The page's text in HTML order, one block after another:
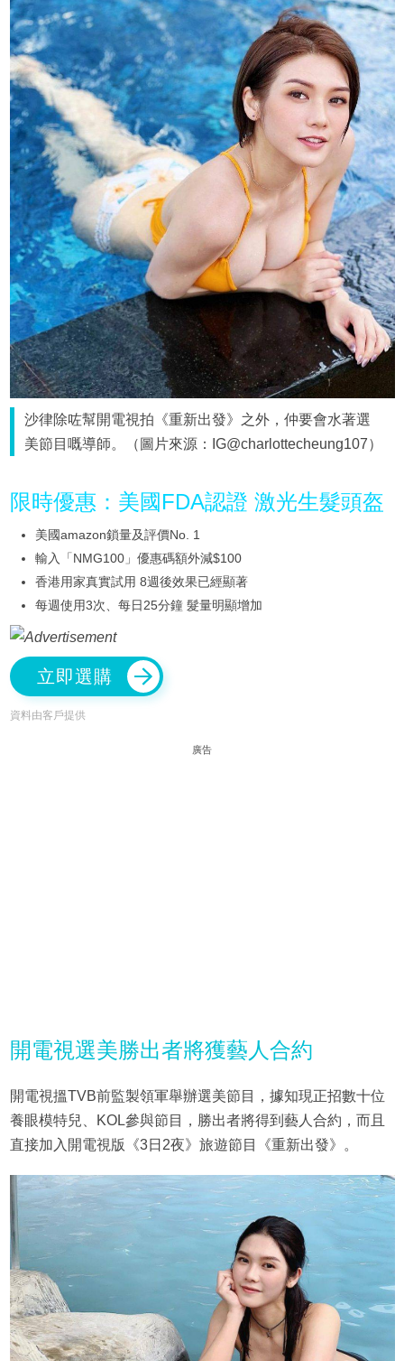
沙律除咗幫開電視拍《重新出發》之外，仲要會水著選
美節目嘅導師。（圖片來源：IG@charlottecheung107）
限時優惠：美國FDA認證 激光生髮頭盔
美國amazon鎖量及評價No. 1
輸入「NMG100」優惠碼額外減$100
香港用家真實試用 8週後效果已經顯著
每週使用3次、每日25分鐘 髮量明顯增加
立即選購
資料由客戶提供
廣告
開電視選美勝出者將獲藝人合約
開電視搵TVB前監製領軍舉辦選美節目，據知現正招數十位
養眼模特兒、KOL參與節目，勝出者將得到藝人合約，而且
直接加入開電視版《3日2夜》旅遊節目《重新出發》。